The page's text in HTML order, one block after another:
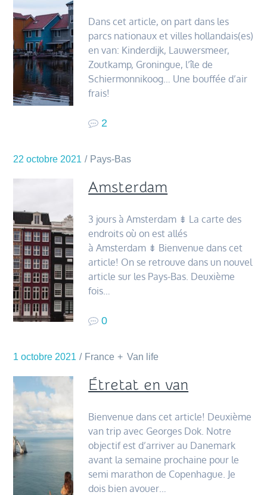
Dans cet article, on part dans les
parcs nationaux et villes hollandais(es)
en van: Kinderdijk, Lauwersmeer,
Zoutkamp, Groningue, l’île de
Schiermonnikoog… Une bouffée d’air
frais!
2
22 octobre 2021 Pays-Bas
Amsterdam
3 jours à Amsterdam ⇟ La carte des
endroits où on est allés
à Amsterdam ⇟ Bienvenue dans cet
article! On se retrouve dans un nouvel
article sur les Pays-Bas. Deuxième
fois…
0
1 octobre 2021 France Van life
Étretat en van
Bienvenue dans cet article! Deuxième
van trip avec Georges Dok. Notre
objectif est d’arriver au Danemark
avant la semaine prochaine pour le
semi marathon de Copenhague. Je
dois bien avouer…